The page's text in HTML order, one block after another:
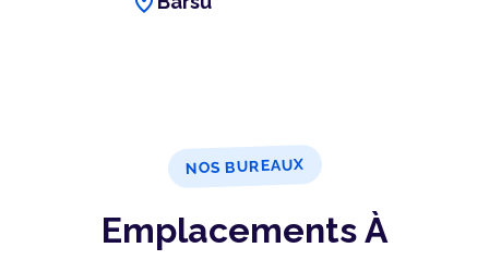
NOS BUREAUX
Emplacements À